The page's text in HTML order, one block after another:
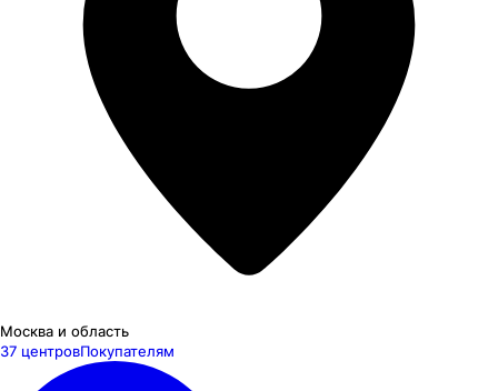
Москва и область
37 центровПокупателям